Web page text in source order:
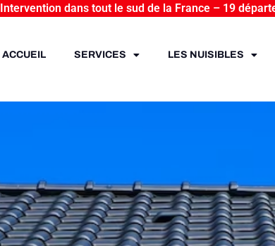
Intervention dans tout le sud de la France – 19
ACCUEIL SERVICES LES NUISIBLES